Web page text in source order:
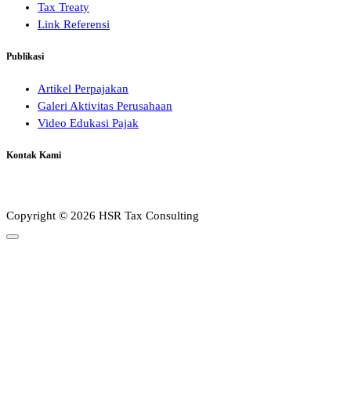
Tax Treaty
Link Referensi
Publikasi
Artikel Perpajakan
Galeri Aktivitas Perusahaan
Video Edukasi Pajak
Kontak Kami
Copyright © 2026 HSR Tax Consulting